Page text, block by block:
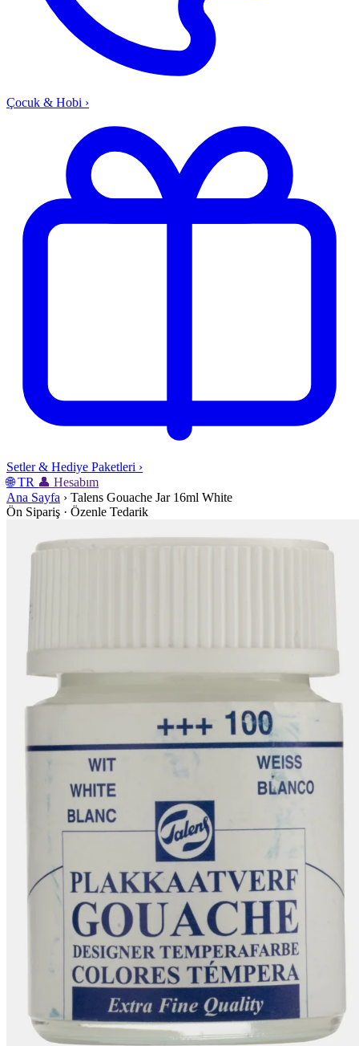
Çocuk & Hobi ›
Setler & Hediye Paketleri ›
🌐 TR 👤 Hesabım
Ana Sayfa › Talens Gouache Jar 16ml White
Ön Sipariş · Özenle Tedarik